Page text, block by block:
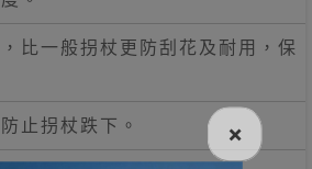
比一般拐杖更防刮花及耐用，保
止拐杖跌下。 ×